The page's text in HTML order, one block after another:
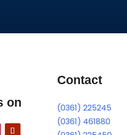
on
Contact
(0361) 225245
(0361) 461880